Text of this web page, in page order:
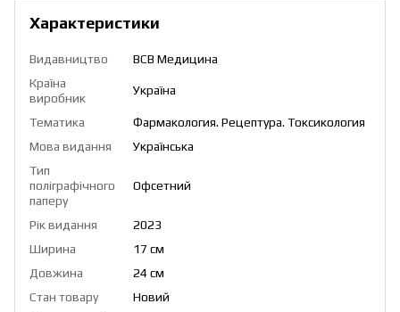
Характеристики
Видавництво
ВСВ Медицина
Країна
виробник
Україна
Тематика
Фармакология. Рецептура. Токсикология
Мова видання
Українська
Тип
поліграфічного
паперу
Офсетний
Рік видання
2023
Ширина
17 см
Довжина
24 см
Стан товару
Новий